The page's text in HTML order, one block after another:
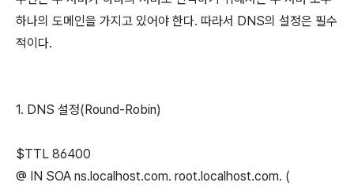
하나의 도메인을 가지고 있어야 한다. 따라서 DNS의 설정은 필수
적이다.
1. DNS 설정(Round-Robin)
$TTL 86400
@ IN SOA ns.localhost.com. root.localhost.com. (